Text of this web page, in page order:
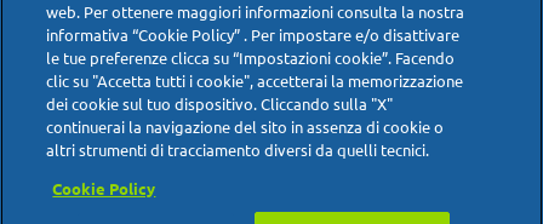
Il peperoncino, così come il pepe di Cayenna (una
sua variante), contiene una sensibile quantità di
capsaicina, una sostanza dallaforte azione
stimolante localeche provoca un’intensa sensazione
di dolore urente (bruciore). Tuttavia, la capsaicina
viene sfruttata per le sue proprietà analgesiche.
web. Per ottenere maggiori informazioni consulta la nostra
informativa “Cookie Policy” . Per impostare e/o disattivare
le tue preferenze clicca su “Impostazioni cookie”. Facendo
clic su "Accetta tutti i cookie", accetterai la memorizzazione
dei cookie sul tuo dispositivo. Cliccando sulla "X"
continuerai la navigazione del sito in assenza di cookie o
altri strumenti di tracciamento diversi da quelli tecnici.
Cookie Policy